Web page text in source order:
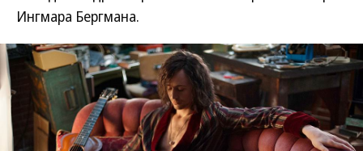
Ингмара Бергмана.